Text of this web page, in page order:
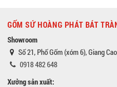
GỐM SỨ HOÀNG PHÁT BÁT
Showroom
Số 21, Phố Gốm (xóm 6), Giang
0918 482 648
Xưởng sản xuất: